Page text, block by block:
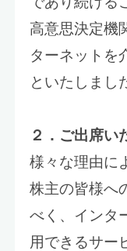
高意思決定機
ターネットを
といたしまし
２．ご出席い
様々な理由に
株主の皆様へ
べく、インタ
用できるサー